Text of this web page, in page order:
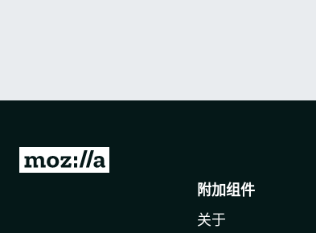
转
附加组件
关于